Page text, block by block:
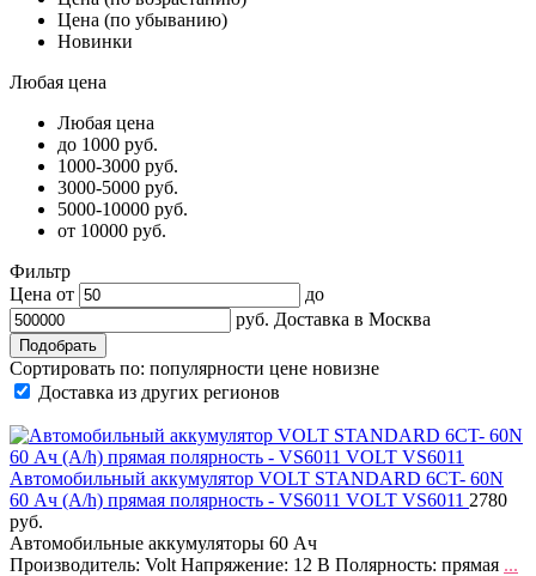
Цена (по убыванию)
Новинки
Любая цена
Любая цена
до 1000 руб.
1000-3000 руб.
3000-5000 руб.
5000-10000 руб.
от 10000 руб.
Фильтр
Цена от
до
руб. Доставка в Москва
Сортировать по: популярности цене новизне
Доставка из других регионов
Автомобильный аккумулятор VOLT STANDARD 6CT- 60N
60 Ач (A/h) прямая полярность - VS6011 VOLT VS6011 2780
руб.
Автомобильные аккумуляторы 60 Ач
Производитель: Volt Напряжение: 12 В Полярность: прямая ...